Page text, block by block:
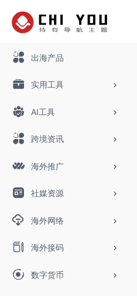
出海产品
实用工具
AI工具
跨境资讯
海外推广
社媒资源
海外网络
海外接码
数字货币